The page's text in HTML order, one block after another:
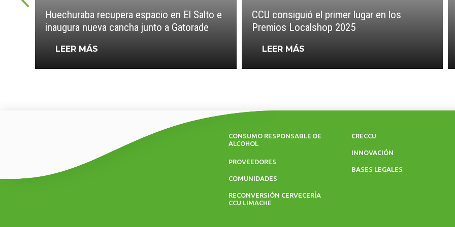
Huechuraba recupera espacio en El Salto e
inaugura nueva cancha junto a Gatorade
LEER MÁS
CCU consiguió el primer lugar en los
Premios Localshop 2025
LEER MÁS
CONSUMO RESPONSABLE DE
ALCOHOL
PROVEEDORES
COMUNIDADES
RECONVERSIÓN CERVECERÍA
CCU LIMACHE
CRECCU
INNOVACIÓN
BASES LEGALES